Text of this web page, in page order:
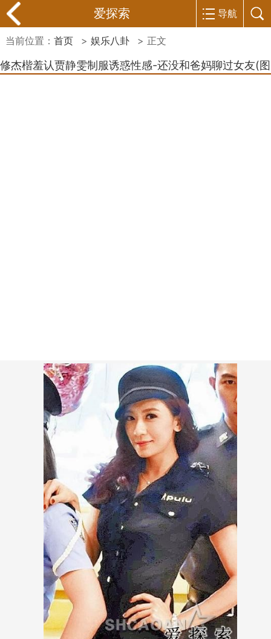
爱探索 导航
当前位置： 首页 > 娱乐八卦 > 正文
修杰楷羞认贾静雯制服诱惑性感-还没和爸妈聊过女友(